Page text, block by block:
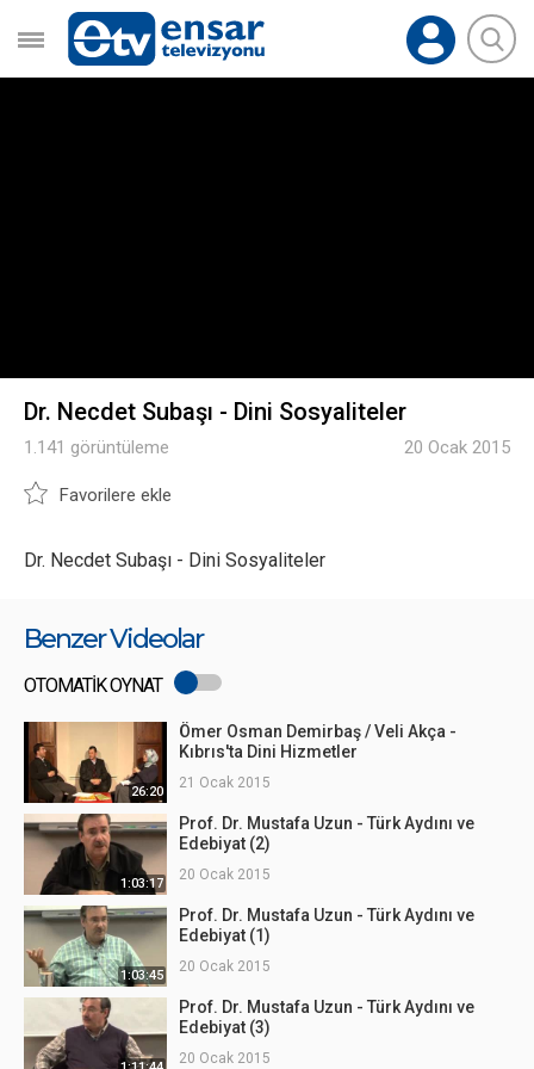
Dr. Necdet Subaşı - Dini Sosyaliteler
1.141 görüntüleme 20 Ocak 2015
Favorilere ekle
Dr. Necdet Subaşı - Dini Sosyaliteler
Benzer Videolar
OTOMATİK OYNAT
26:20
Ömer Osman Demirbaş / Veli Akça -
Kıbrıs'ta Dini Hizmetler
21 Ocak 2015
1:03:17
Prof. Dr. Mustafa Uzun - Türk Aydını ve
Edebiyat (2)
20 Ocak 2015
1:03:45
Prof. Dr. Mustafa Uzun - Türk Aydını ve
Edebiyat (1)
20 Ocak 2015
Prof. Dr. Mustafa Uzun - Türk Aydını ve
Edebiyat (3)
20 Ocak 2015